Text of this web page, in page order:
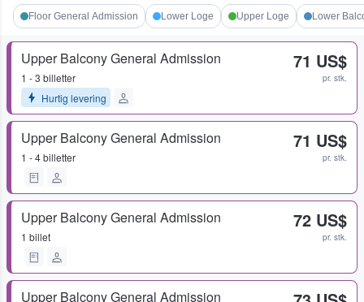
Floor General Admission Lower Loge Upper Loge Lower
Upper Balcony General Admission
1 - 3 billetter
Hurtig levering
71 US$
pr. stk.
Upper Balcony General Admission
1 - 4 billetter
71 US$
pr. stk.
Upper Balcony General Admission
1 billet
72 US$
pr. stk.
Upper Balcony General Admission